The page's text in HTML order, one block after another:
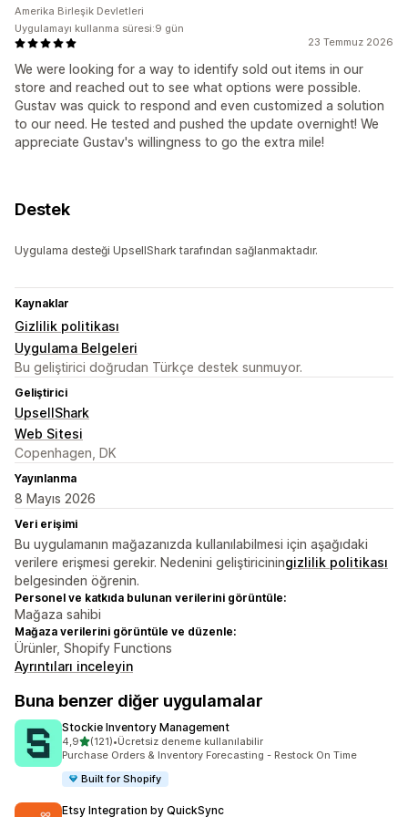
23 Temmuz 2026
We were looking for a way to identify sold out items in our
store and reached out to see what options were possible.
Gustav was quick to respond and even customized a solution
to our need. He tested and pushed the update overnight! We
appreciate Gustav's willingness to go the extra mile!
Amerika Birleşik Devletleri
Uygulamayı kullanma süresi:9 gün
Destek
Uygulama desteği UpsellShark tarafından sağlanmaktadır.
Kaynaklar
Gizlilik politikası
Uygulama Belgeleri
Bu geliştirici doğrudan Türkçe destek sunmuyor.
Geliştirici
UpsellShark
Web Sitesi
Copenhagen, DK
Yayınlanma
8 Mayıs 2026
Veri erişimi
Bu uygulamanın mağazanızda kullanılabilmesi için aşağıdaki
verilere erişmesi gerekir. Nedenini geliştiriciningizlilik politikası
belgesinden öğrenin.
Personel ve katkıda bulunan verilerini görüntüle:
Mağaza sahibi
Mağaza verilerini görüntüle ve düzenle:
Ürünler, Shopify Functions
Ayrıntıları inceleyin
Buna benzer diğer uygulamalar
Stockie Inventory Management
4,95 yıldız üzerinden
(121)
toplam 121 değerlendirme
•Ücretsiz deneme kullanılabilir
Purchase Orders & Inventory Forecasting - Restock On Time
Built for Shopify
Etsy Integration by QuickSync